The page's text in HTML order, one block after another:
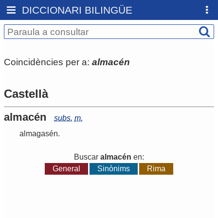
DICCIONARI BILINGÜE
Coincidències per a: almacén
Castellà
almacén subs. m.
almagasén.
Buscar almacén en:
General
Sinònims Rima